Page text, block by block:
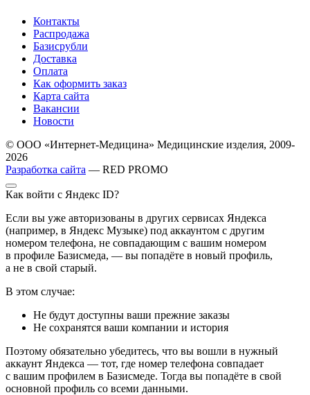
Контакты
Распродажа
Базисрубли
Доставка
Оплата
Как оформить заказ
Карта сайта
Вакансии
Новости
© ООО «Интернет-Медицина» Медицинские изделия, 2009-
2026
Разработка сайта — RED PROMO
Как войти с Яндекс ID?
Если вы уже авторизованы в других сервисах Яндекса
(например, в Яндекс Музыке) под аккаунтом с другим
номером телефона, не совпадающим с вашим номером
в профиле Базисмеда, — вы попадёте в новый профиль,
а не в свой старый.
В этом случае:
Не будут доступны ваши прежние заказы
Не сохранятся ваши компании и история
Поэтому обязательно убедитесь, что вы вошли в нужный
аккаунт Яндекса — тот, где номер телефона совпадает
с вашим профилем в Базисмеде. Тогда вы попадёте в свой
основной профиль со всеми данными.